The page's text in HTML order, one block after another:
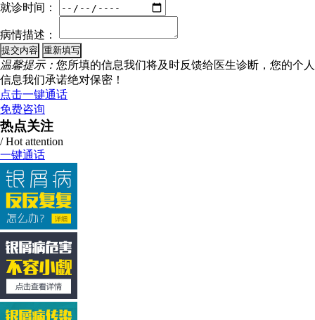
就诊时间：
病情描述：
温馨提示： 您所填的信息我们将及时反馈给医生诊断，您的个人
信息我们承诺绝对保密！
点击一键通话
免费咨询
热点关注
/ Hot attention
一键通话